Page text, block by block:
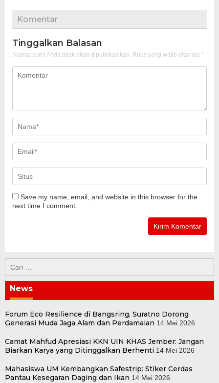
Komentar
Tinggalkan Balasan
Alamat surel Anda tidak akan dipublikasikan. Ruas yang wajib ditandai *
Save my name, email, and website in this browser for the
next time I comment.
untuk:
News
Forum Eco Resilience di Bangsring, Suratno Dorong
Generasi Muda Jaga Alam dan Perdamaian 14 Mei 2026
Camat Mahfud Apresiasi KKN UIN KHAS Jember: Jangan
Biarkan Karya yang Ditinggalkan Berhenti 14 Mei 2026
Mahasiswa UM Kembangkan Safestrip: Stiker Cerdas
Pantau Kesegaran Daging dan Ikan 14 Mei 2026